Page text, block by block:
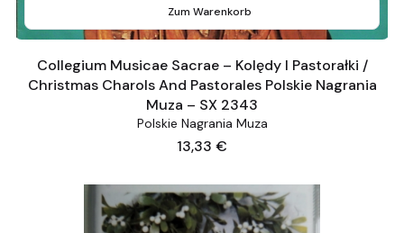
Zum Warenkorb
Collegium Musicae Sacrae – Kolędy I Pastorałki /
Christmas Charols And Pastorales Polskie Nagrania
Muza – SX 2343
Polskie Nagrania Muza
Preis
13,33 €